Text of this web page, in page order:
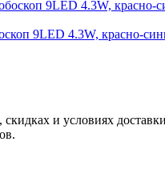
9LED 4.3W, красно-
и условиях